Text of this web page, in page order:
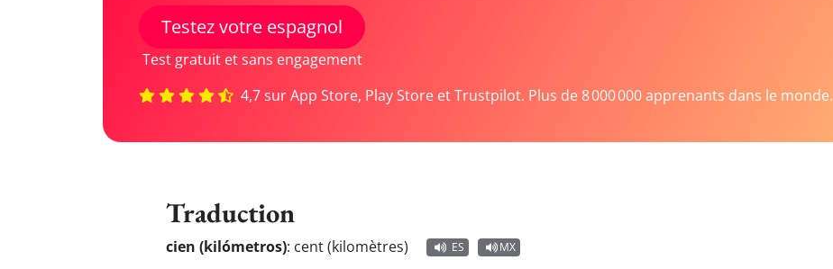
Testez votre espagnol
Test gratuit et sans engagement
4,7 sur App Store, Play Store et Trustpilot. Plus de 8 000 000 apprenants dans le monde.
Traduction
cien (kilómetros): cent (kilomètres) ES MX